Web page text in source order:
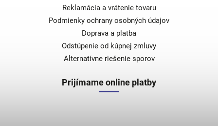
Reklamácia a vrátenie tovaru
Podmienky ochrany osobných údajov
Doprava a platba
Odstúpenie od kúpnej zmluvy
Alternatívne riešenie sporov
Prijímame online platby